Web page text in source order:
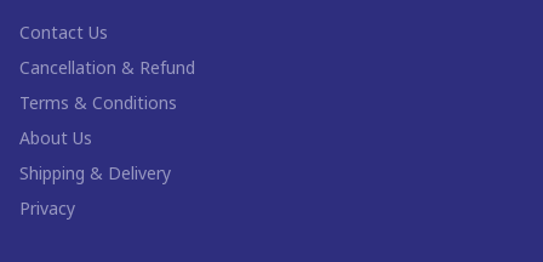
Contact Us
Cancellation & Refund
Terms & Conditions
About Us
Shipping & Delivery
Privacy